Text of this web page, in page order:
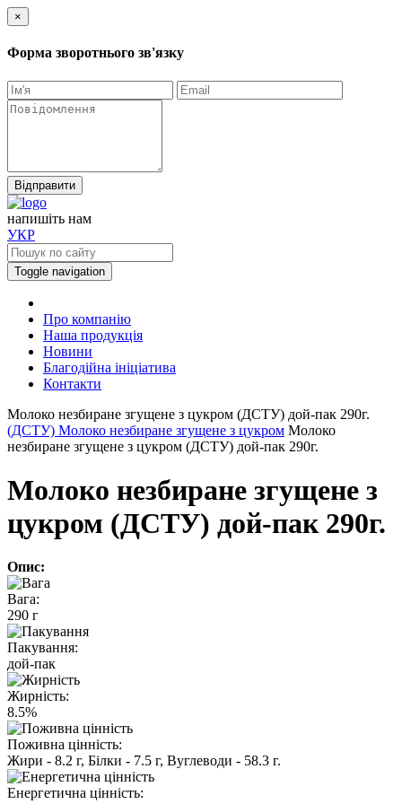
×
Форма зворотнього зв'язку
Відправити
напишiть нам
УКР
Toggle navigation
Про компанію
Наша продукція
Новини
Благодійна ініціатива
Контакти
Молоко незбиране згущене з цукром (ДСТУ) дой-пак 290г.
(ДСТУ) Молоко незбиране згущене з цукром Молоко
незбиране згущене з цукром (ДСТУ) дой-пак 290г.
Молоко незбиране згущене з
цукром (ДСТУ) дой-пак 290г.
Опис:
Вага:
290 г
Пакування:
дой-пак
Жирність:
8.5%
Поживна цінність:
Жири - 8.2 г, Білки - 7.5 г, Вуглеводи - 58.3 г.
Енергетична цінність: